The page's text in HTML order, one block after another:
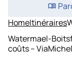
HomeItinéraires
Watermael-
coûts –